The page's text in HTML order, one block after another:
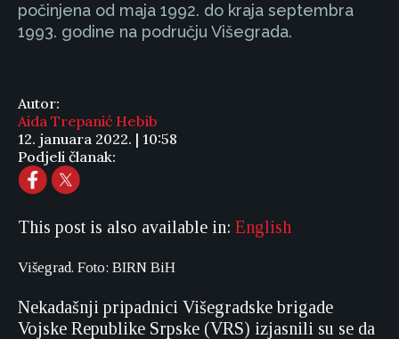
počinjena od maja 1992. do kraja septembra
1993. godine na području Višegrada.
Autor:
Aida Trepanić Hebib
12. januara 2022. | 10:58
Podjeli članak:
This post is also available in: English
Višegrad. Foto: BIRN BiH
Nekadašnji pripadnici Višegradske brigade
Vojske Republike Srpske (VRS) izjasnili su se da